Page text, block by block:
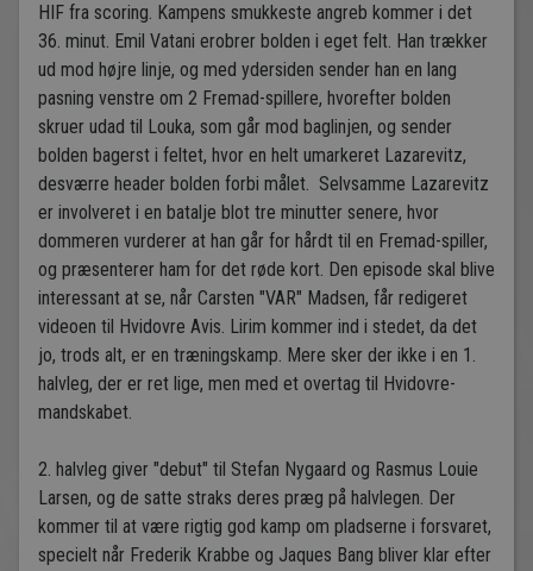
HIF fra scoring. Kampens smukkeste angreb kommer i det
36. minut. Emil Vatani erobrer bolden i eget felt. Han trækker
ud mod højre linje, og med ydersiden sender han en lang
pasning venstre om 2 Fremad-spillere, hvorefter bolden
skruer udad til Louka, som går mod baglinjen, og sender
bolden bagerst i feltet, hvor en helt umarkeret Lazarevitz,
desværre header bolden forbi målet. Selvsamme Lazarevitz
er involveret i en batalje blot tre minutter senere, hvor
dommeren vurderer at han går for hårdt til en Fremad-spiller,
og præsenterer ham for det røde kort. Den episode skal blive
interessant at se, når Carsten "VAR" Madsen, får redigeret
videoen til Hvidovre Avis. Lirim kommer ind i stedet, da det
jo, trods alt, er en træningskamp. Mere sker der ikke i en 1.
halvleg, der er ret lige, men med et overtag til Hvidovre-
mandskabet.
2. halvleg giver "debut" til Stefan Nygaard og Rasmus Louie
Larsen, og de satte straks deres præg på halvlegen. Der
kommer til at være rigtig god kamp om pladserne i forsvaret,
specielt når Frederik Krabbe og Jaques Bang bliver klar efter